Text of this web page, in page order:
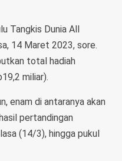
Tangkis Dunia All
14 Maret 2023, sore.
total hadiah
miliar).
enam di antaranya akan
pertandingan
(14/3), hingga pukul